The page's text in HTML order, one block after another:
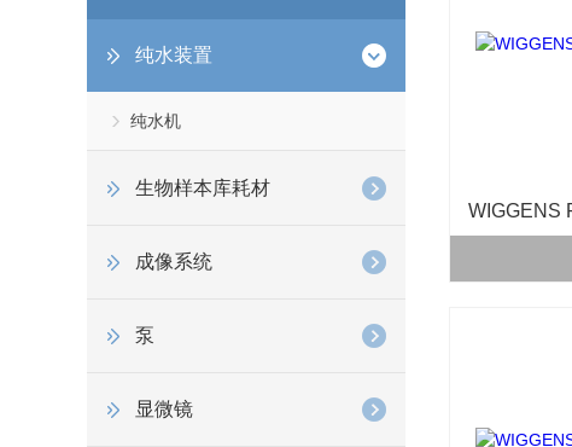
纯水装置
纯水机
生物样本库耗材
成像系统
泵
显微镜